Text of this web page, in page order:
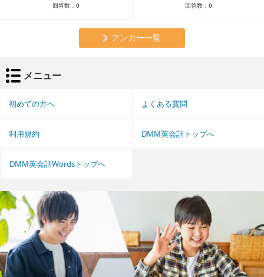
回答数： 0 回答数： 0
アンカー一覧
メニュー
初めての方へ よくある質問
利用規約 DMM英会話トップへ
DMM英会話Wordsトップへ